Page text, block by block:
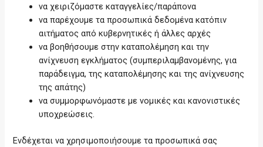
να χειριζόμαστε καταγγελίες/παράπονα
να παρέχουμε τα προσωπικά δεδομένα κατόπιν
αιτήματος από κυβερνητικές ή άλλες αρχές
να βοηθήσουμε στην καταπολέμηση και την
ανίχνευση εγκλήματος (συμπεριλαμβανομένης, για
παράδειγμα, της καταπολέμησης και της ανίχνευσης
της απάτης)
να συμμορφωνόμαστε με νομικές και κανονιστικές
υποχρεώσεις.
Ενδέχεται να χρησιμοποιήσουμε τα προσωπικά σας